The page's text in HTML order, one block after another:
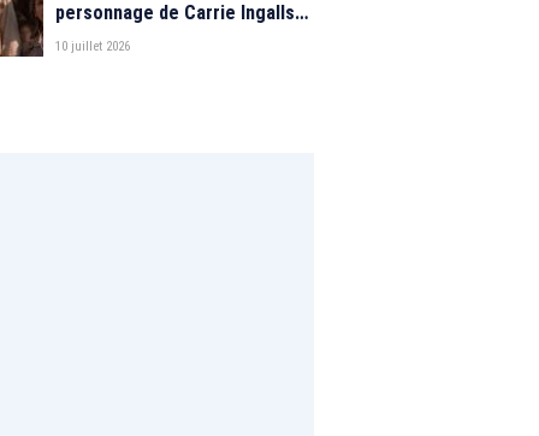
personnage de Carrie Ingalls
est absente de la nouvelle
10 juillet 2026